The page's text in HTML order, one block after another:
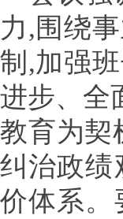
力,围绕
制,加强
进步、全
教育为契
纠治政绩
价体系。